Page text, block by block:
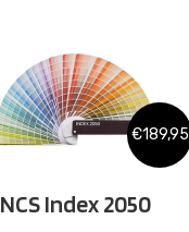
€189,95
NCS Index 2050